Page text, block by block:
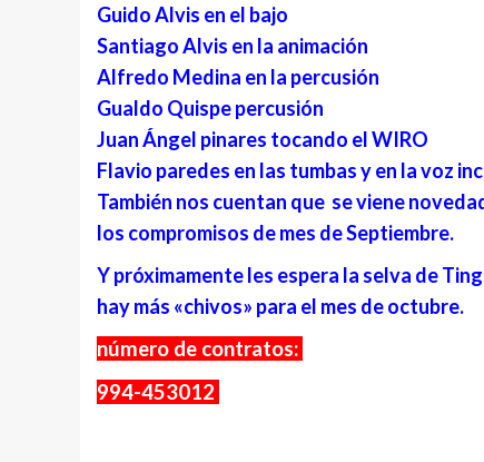
Guido Alvis en el bajo
Santiago Alvis en la animación
Alfredo Medina en la percusión
Gualdo Quispe percusión
Juan Ángel pinares tocando el WIRO
Flavio paredes en las tumbas y en la voz
También nos cuentan que se viene
los compromisos de mes de Septiembre.
Y próximamente les espera la selva de
hay más «chivos» para el mes de octubre.
número de contratos:
994-453012